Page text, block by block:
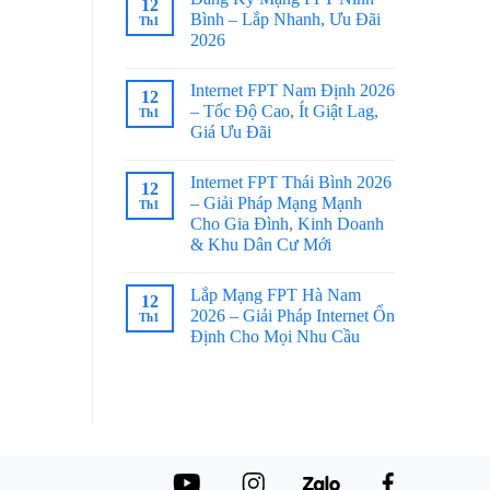
12
Th1
Bình – Lắp Nhanh, Ưu Đãi
2026
12
Th1
Internet FPT Nam Định 2026
– Tốc Độ Cao, Ít Giật Lag,
Giá Ưu Đãi
12
Th1
Internet FPT Thái Bình 2026
– Giải Pháp Mạng Mạnh
Cho Gia Đình, Kinh Doanh
& Khu Dân Cư Mới
12
Th1
Lắp Mạng FPT Hà Nam
2026 – Giải Pháp Internet Ổn
Định Cho Mọi Nhu Cầu